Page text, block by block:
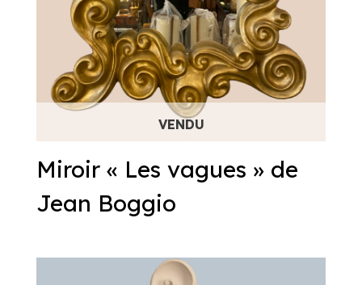
Miroir « Les vagues » de
Jean Boggio